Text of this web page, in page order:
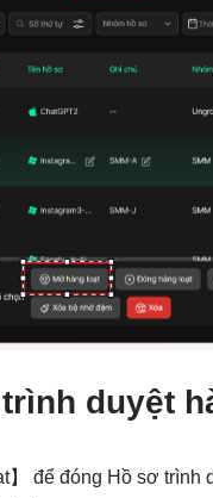
duyệt
để đóng Hồ sơ trình